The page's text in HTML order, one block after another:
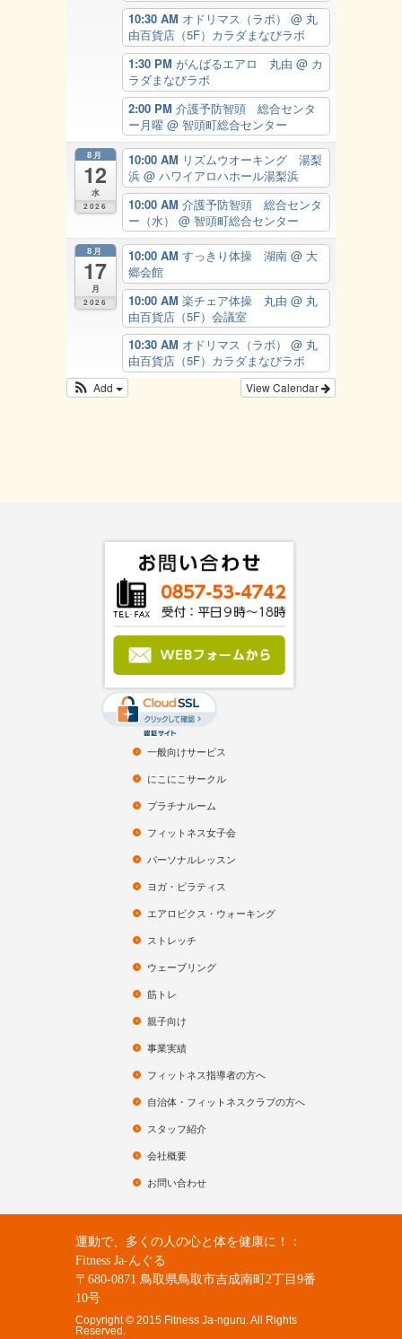
10:30 AM オドリマス（ラボ） @ 丸
由百貨店（5F）カラダまなびラボ
1:30 PM がんばるエアロ 丸由 @ カ
ラダまなびラボ
2:00 PM 介護予防智頭 総合センタ
ー月曜 @ 智頭町総合センター
8月
12
水
2026
10:00 AM リズムウオーキング 湯梨
浜 @ ハワイアロハホール湯梨浜
10:00 AM 介護予防智頭 総合センタ
ー（水） @ 智頭町総合センター
8月
17
月
2026
10:00 AM すっきり体操 湖南 @ 大
郷会館
10:00 AM 楽チェア体操 丸由 @ 丸
由百貨店（5F）会議室
10:30 AM オドリマス（ラボ） @ 丸
由百貨店（5F）カラダまなびラボ
View Calendar
Add
一般向けサービス
にこにこサークル
プラチナルーム
フィットネス女子会
パーソナルレッスン
ヨガ・ピラティス
エアロビクス・ウォーキング
ストレッチ
ウェーブリング
筋トレ
親子向け
事業実績
フィットネス指導者の方へ
自治体・フィットネスクラブの方へ
スタッフ紹介
会社概要
お問い合わせ
運動で、多くの人の心と体を健康に！：
Fitness Ja-んぐる
〒680-0871 鳥取県鳥取市吉成南町2丁目9番
10号
Copyright © 2015 Fitness Ja-nguru. All Rights
Reserved.